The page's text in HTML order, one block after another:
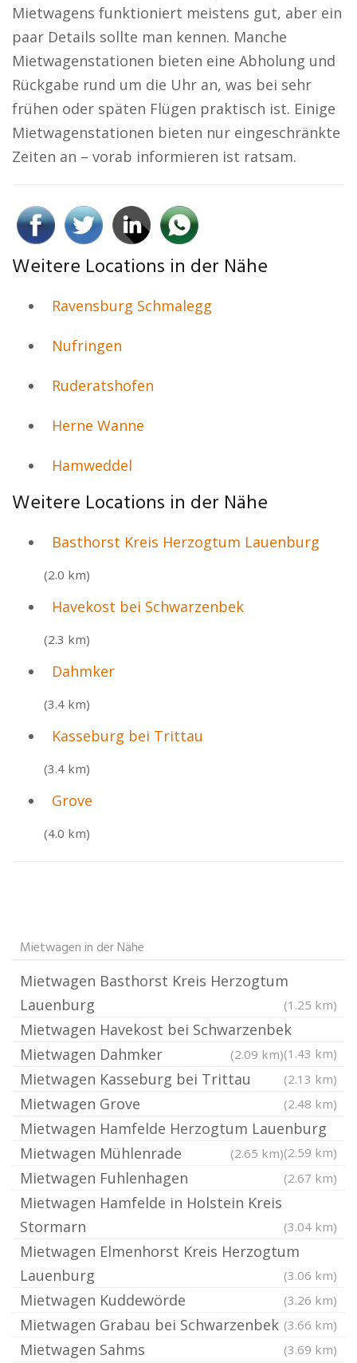
Mietwagens funktioniert meistens gut, aber ein
paar Details sollte man kennen. Manche
Mietwagenstationen bieten eine Abholung und
Rückgabe rund um die Uhr an, was bei sehr
frühen oder späten Flügen praktisch ist. Einige
Mietwagenstationen bieten nur eingeschränkte
Zeiten an – vorab informieren ist ratsam.
Weitere Locations in der Nähe
Ravensburg Schmalegg
Nufringen
Ruderatshofen
Herne Wanne
Hamweddel
Weitere Locations in der Nähe
Basthorst Kreis Herzogtum Lauenburg
(2.0 km)
Havekost bei Schwarzenbek
(2.3 km)
Dahmker
(3.4 km)
Kasseburg bei Trittau
(3.4 km)
Grove
(4.0 km)
Mietwagen in der Nähe
Mietwagen Basthorst Kreis Herzogtum
Lauenburg
(1.25 km)
Mietwagen Havekost bei Schwarzenbek
(1.43 km)
Mietwagen Dahmker (2.09 km)
Mietwagen Kasseburg bei Trittau (2.13 km)
Mietwagen Grove (2.48 km)
Mietwagen Hamfelde Herzogtum Lauenburg
(2.59 km)
Mietwagen Mühlenrade (2.65 km)
Mietwagen Fuhlenhagen (2.67 km)
Mietwagen Hamfelde in Holstein Kreis
Stormarn
(3.04 km)
Mietwagen Elmenhorst Kreis Herzogtum
Lauenburg
(3.06 km)
Mietwagen Kuddewörde (3.26 km)
Mietwagen Grabau bei Schwarzenbek (3.66 km)
Mietwagen Sahms (3.69 km)